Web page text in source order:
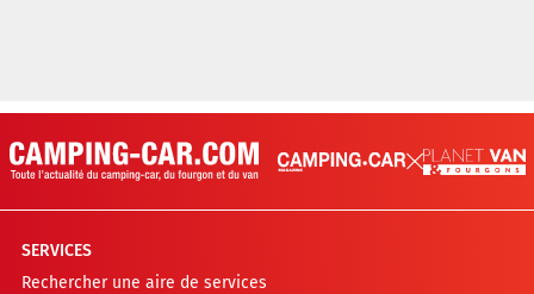
SERVICES
Rechercher une aire de services